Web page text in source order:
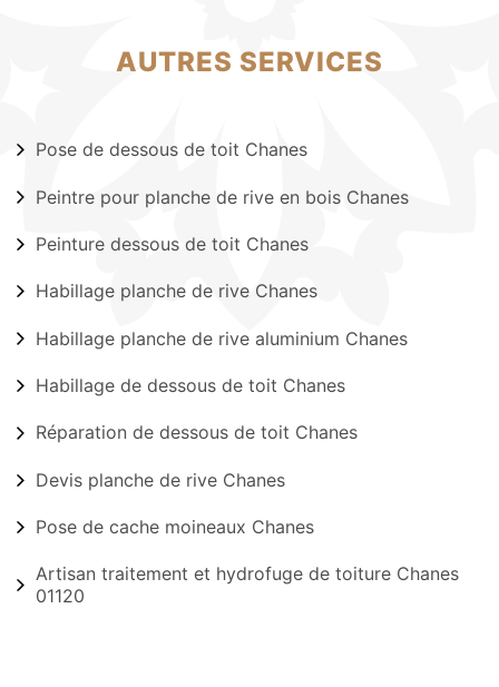
AUTRES SERVICES
Pose de dessous de toit Chanes
Peintre pour planche de rive en bois Chanes
Peinture dessous de toit Chanes
Habillage planche de rive Chanes
Habillage planche de rive aluminium Chanes
Habillage de dessous de toit Chanes
Réparation de dessous de toit Chanes
Devis planche de rive Chanes
Pose de cache moineaux Chanes
Artisan traitement et hydrofuge de toiture Chanes
01120